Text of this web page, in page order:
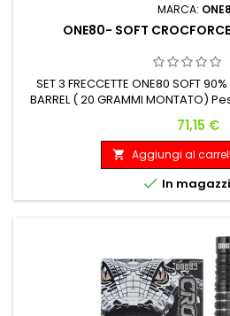
MARCA:
ONE80- SOFT
SET 3 FRECCETTE ONE80 SOFT
BARREL ( 20 GRAMMI MONTATO)
Prezzo
71,15 €
 Aggiungi al
 In